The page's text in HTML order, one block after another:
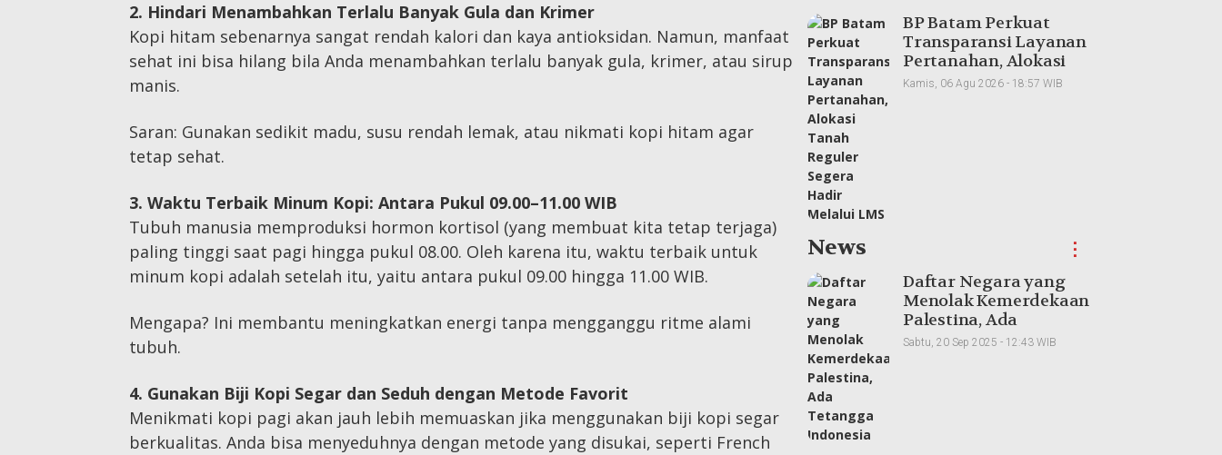
2. Hindari Menambahkan Terlalu Banyak Gula dan Krimer
Kopi hitam sebenarnya sangat rendah kalori dan kaya antioksidan. Namun, manfaat
sehat ini bisa hilang bila Anda menambahkan terlalu banyak gula, krimer, atau sirup
manis.
Saran: Gunakan sedikit madu, susu rendah lemak, atau nikmati kopi hitam agar
tetap sehat.
3. Waktu Terbaik Minum Kopi: Antara Pukul 09.00–11.00 WIB
Tubuh manusia memproduksi hormon kortisol (yang membuat kita tetap terjaga)
paling tinggi saat pagi hingga pukul 08.00. Oleh karena itu, waktu terbaik untuk
minum kopi adalah setelah itu, yaitu antara pukul 09.00 hingga 11.00 WIB.
Mengapa? Ini membantu meningkatkan energi tanpa mengganggu ritme alami
tubuh.
4. Gunakan Biji Kopi Segar dan Seduh dengan Metode Favorit
Menikmati kopi pagi akan jauh lebih memuaskan jika menggunakan biji kopi segar
berkualitas. Anda bisa menyeduhnya dengan metode yang disukai, seperti French
BP Batam Perkuat
Transparansi Layanan
Pertanahan, Alokasi
Tanah Reguler Segera
Kamis, 06 Agu 2026 - 18:57 WIB
News ⋮
Daftar Negara yang
Menolak Kemerdekaan
Palestina, Ada
Tetangga Indonesia
Sabtu, 20 Sep 2025 - 12:43 WIB